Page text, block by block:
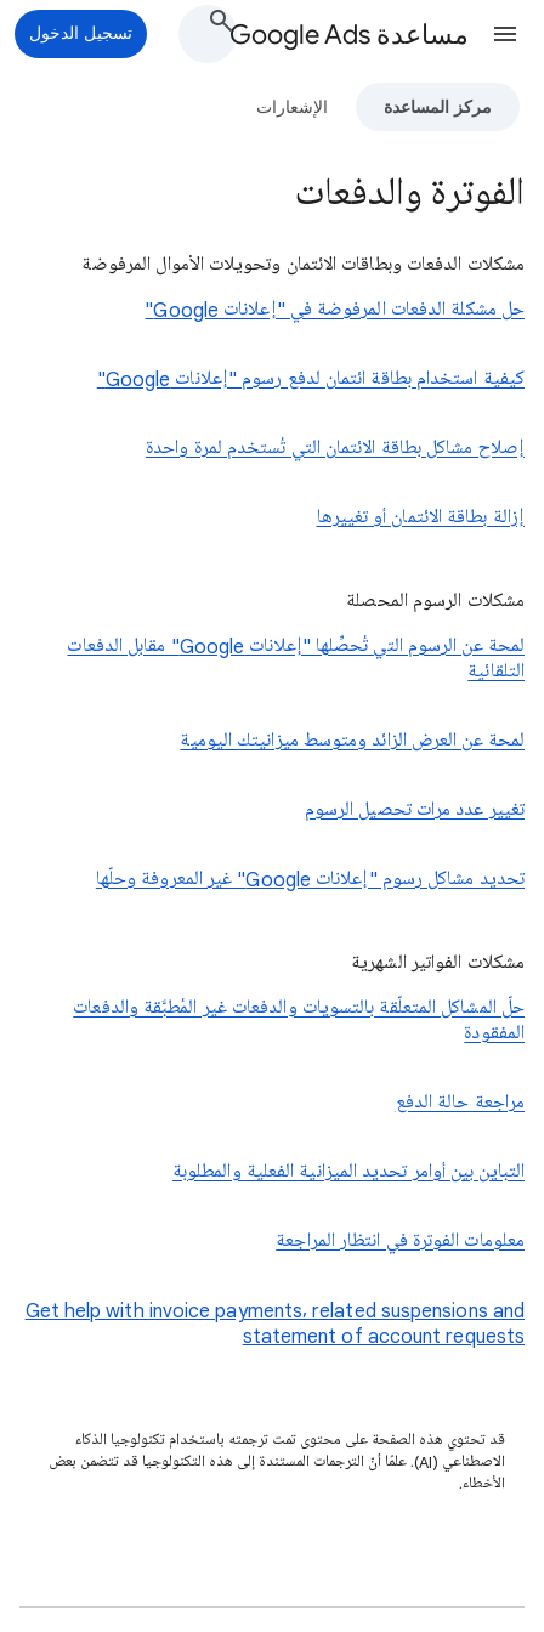
مساعدة Google Ads تسجيل الدخول
مركز المساعدة الإشعارات
الفوترة والدفعات
مشكلات الدفعات وبطاقات الائتمان وتحويلات الأموال المرفوضة
حل مشكلة الدفعات المرفوضة في "إعلانات Google"
كيفية استخدام بطاقة ائتمان لدفع رسوم "إعلانات Google"
إصلاح مشاكل بطاقة الائتمان التي تُستخدم لمرة واحدة
إزالة بطاقة الائتمان أو تغييرها
مشكلات الرسوم المحصلة
لمحة عن الرسوم التي تُحصِّلها "إعلانات Google" مقابل الدفعات
التلقائية
لمحة عن العرض الزائد ومتوسط ميزانيتك اليومية
تغيير عدد مرات تحصيل الرسوم
تحديد مشاكل رسوم "إعلانات Google" غير المعروفة وحلّها
مشكلات الفواتير الشهرية
حلّ المشاكل المتعلّقة بالتسويات والدفعات غير المُطبَّقة والدفعات
المفقودة
مراجعة حالة الدفع
التباين بين أوامر تحديد الميزانية الفعلية والمطلوبة
معلومات الفوترة في انتظار المراجعة
Get help with invoice payments, related suspensions and
statement of account requests
قد تحتوي هذه الصفحة على محتوى تمت ترجمته باستخدام تكنولوجيا الذكاء
الاصطناعي (AI). علمًا أنّ الترجمات المستندة إلى هذه التكنولوجيا قد تتضمن بعض
الأخطاء.